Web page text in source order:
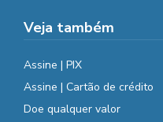
Veja também
Assine | PIX
Assine | Cartão de crédito
Doe qualquer valor